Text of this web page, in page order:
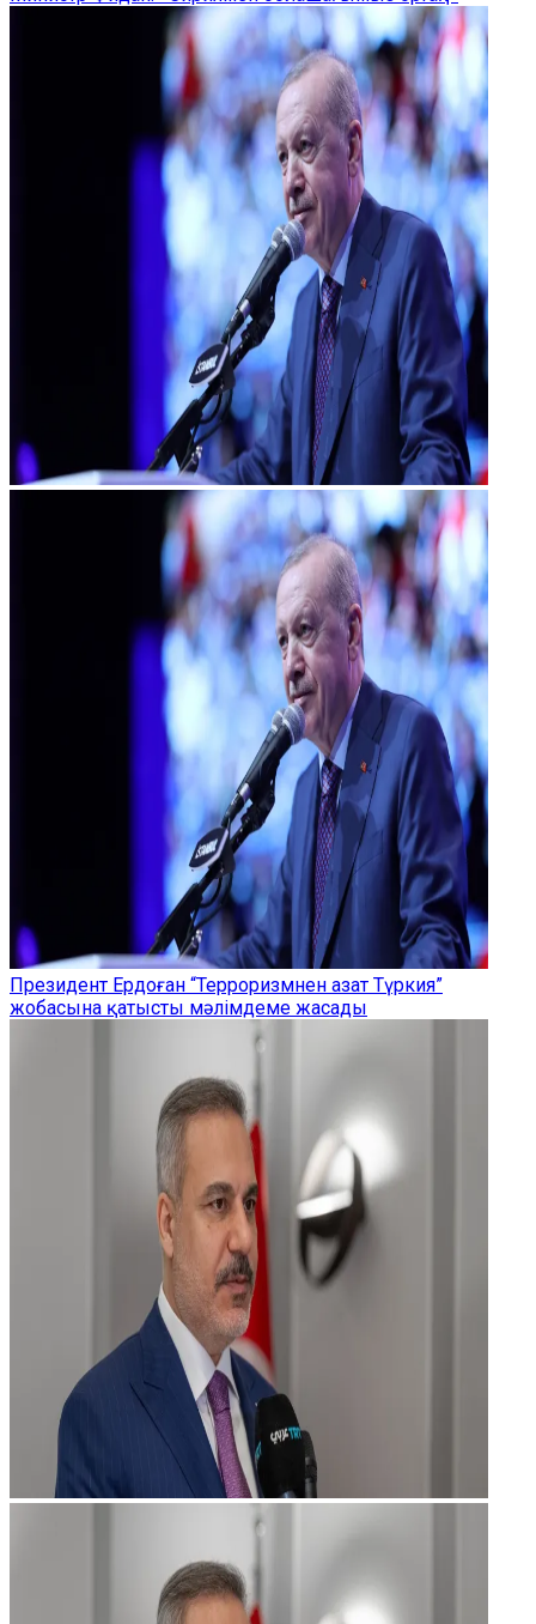
Президент Ердоған “Терроризмнен азат Түркия”
жобасына қатысты мәлімдеме жасады